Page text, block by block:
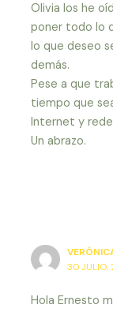
Olivia los he
poner todo lo
lo que deseo
demás.
Pese a que
tiempo que
Internet y
Un abrazo.
30 JULIO,
Hola Ernesto